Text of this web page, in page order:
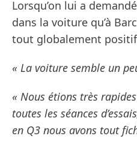
Lorsqu’on lui a
dans la voiture qu’à
tout globalement
« La voiture semble un
« Nous étions très
toutes les séances
en Q3 nous avons tout